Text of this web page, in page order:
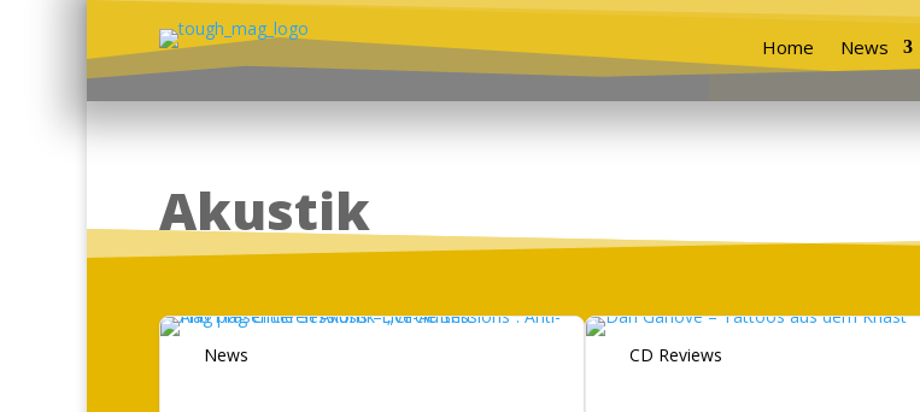
Home News
Akustik
News CD Reviews